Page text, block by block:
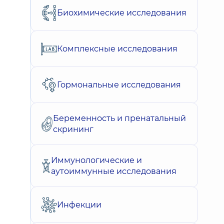
Биохимические исследования
Комплексные исследования
Гормональные исследования
Беременность и пренатальный
скрининг
Иммунологические и
аутоиммунные исследования
Инфекции